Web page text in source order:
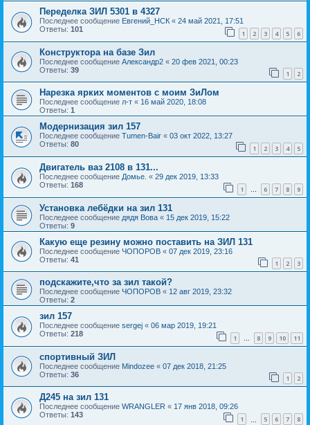
Переделка ЗИЛ 5301 в 4327
Последнее сообщение Евгений_НСК « 24 май 2021, 17:51
Ответы: 101 1 2 3 4 5 6
Конструктора на базе Зил
Последнее сообщение Александр2 « 20 фев 2021, 00:23
Ответы: 39 1 2
Нарезка ярких моментов с моим ЗиЛом
Последнее сообщение л-т « 16 май 2020, 18:08
Ответы: 1
Модернизация зил 157
Последнее сообщение Tumen-Bair « 03 окт 2022, 13:27
Ответы: 80 1 2 3 4 5
Двигатель ваз 2108 в 131...
Последнее сообщение Домье. « 29 дек 2019, 13:33
Ответы: 168 1 6 7 8 9
Установка лебёдки на зил 131
Последнее сообщение дядя Вова « 15 дек 2019, 15:22
Ответы: 9
Какую еще резину можно поставить на ЗИЛ 131
Последнее сообщение ЧОПОРОВ « 07 дек 2019, 23:16
Ответы: 41 1 2 3
подскажите,что за зил такой?
Последнее сообщение ЧОПОРОВ « 12 авг 2019, 23:32
Ответы: 2
зил 157
Последнее сообщение sergej « 06 мар 2019, 19:21
Ответы: 218 1 … 8 9 10 11
спортивный ЗИЛ
Последнее сообщение Mindozee « 07 дек 2018, 21:25
Ответы: 36 1 2
Д245 на зил 131
Последнее сообщение WRANGLER « 17 янв 2018, 09:26
Ответы: 143 1 5 6 7 8